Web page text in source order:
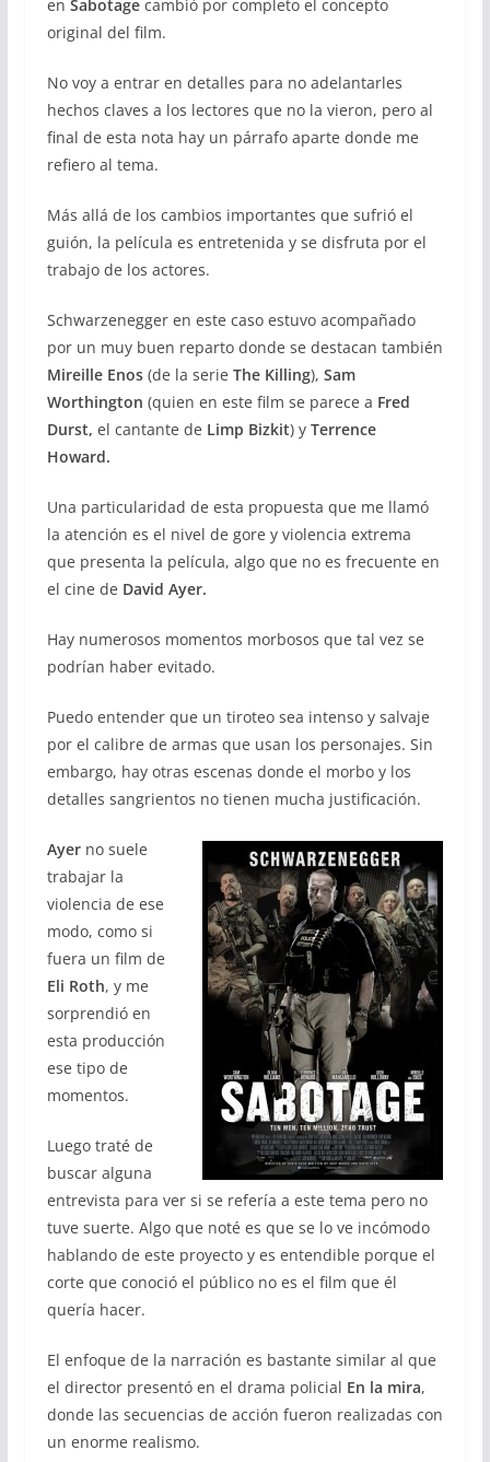
en Sabotagecambió por completo el concepto
original del film.
No voy a entrar en detalles para no adelantarles
hechos claves a los lectores que no la vieron, pero al
final de esta nota hay un párrafo aparte donde me
refiero al tema.
Más allá de los cambios importantes que sufrió el
guión, la película es entretenida y se disfruta por el
trabajo de los actores.
Schwarzenegger en este caso estuvo acompañado
por un muy buen reparto donde se destacan también
Mireille Enos(de la serie The Killing), Sam
Worthington (quien en este film se parece a Fred
Durst, el cantante de Limp Bizkit) y Terrence
Howard.
Una particularidad de esta propuesta que me llamó
la atención es el nivel de gore y violencia extrema
que presenta la película, algo que no es frecuente en
el cine de David Ayer.
Hay numerosos momentos morbosos que tal vez se
podrían haber evitado.
Puedo entender que un tiroteo sea intenso y salvaje
por el calibre de armas que usan los personajes. Sin
embargo, hay otras escenas donde el morbo y los
detalles sangrientos no tienen mucha justificación.
Ayerno suele
trabajar la
violencia de ese
modo, como si
fuera un film de
Eli Roth, y me
sorprendió en
esta producción
ese tipo de
momentos.
Luego traté de
buscar alguna
entrevista para ver si se refería a este tema pero no
tuve suerte. Algo que noté es que se lo ve incómodo
hablando de este proyecto y es entendible porque el
corte que conoció el público no es el film que él
quería hacer.
El enfoque de la narración es bastante similar al que
el director presentó en el drama policial En la mira,
donde las secuencias de acción fueron realizadas con
un enorme realismo.